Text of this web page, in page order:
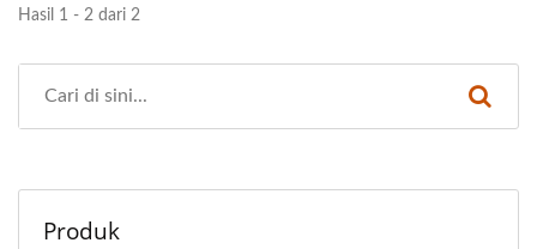
Hasil 1 - 2 dari 2
Produk